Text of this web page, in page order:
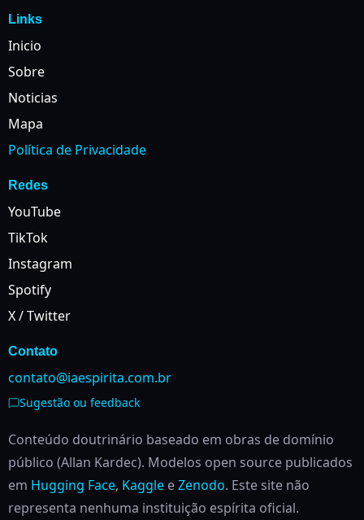
Links
Inicio
Sobre
Noticias
Mapa
Política de Privacidade
Redes
YouTube
TikTok
Instagram
Spotify
X / Twitter
Contato
contato@iaespirita.com.br
Sugestão ou feedback
Conteúdo doutrinário baseado em obras de domínio
público (Allan Kardec). Modelos open source publicados
em Hugging Face, Kaggle eZenodo. Este site não
representa nenhuma instituição espírita oficial.